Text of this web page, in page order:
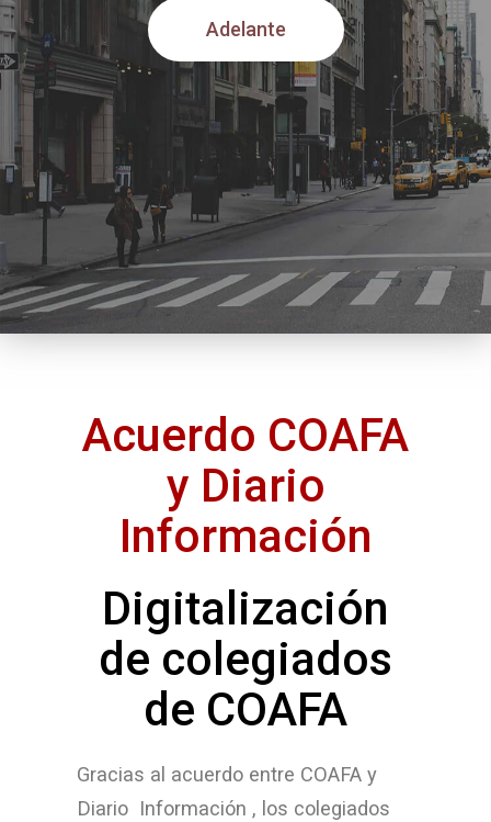
Adelante
Acuerdo COAFA
y Diario
Información
Digitalización
de colegiados
de COAFA
Gracias al acuerdo entre COAFA y
Diario Información , los colegiados